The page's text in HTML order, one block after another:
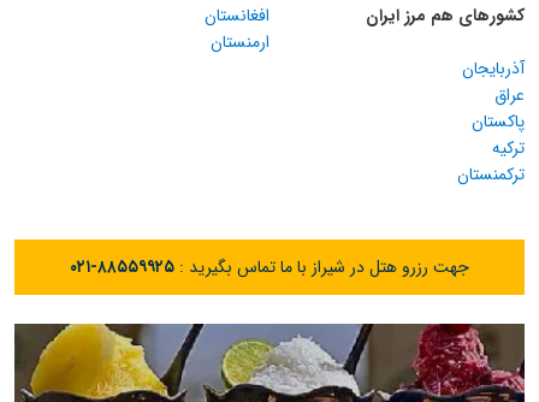
کشورهای هم مرز ایران
افغانستان
ارمنستان
آذربایجان
عراق
پاکستان
ترکیه
ترکمنستان
جهت رزرو هتل در شیراز با ما تماس بگیرید : ۰۲۱-۸۸۵۵۹۹۲۵